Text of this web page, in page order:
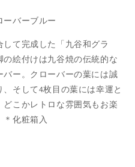
ーバーブルー
て完成した「九谷和グラ
絵付けは九谷焼の伝統的な
ー。クローバーの葉には誠
そして4枚目の葉には幸運と
こかレトロな雰囲気もお楽
＊化粧箱入